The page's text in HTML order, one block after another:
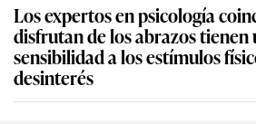
Los expertos en psicología
disfrutan de los abrazos tienen
sensibilidad a los estímulos
desinterés